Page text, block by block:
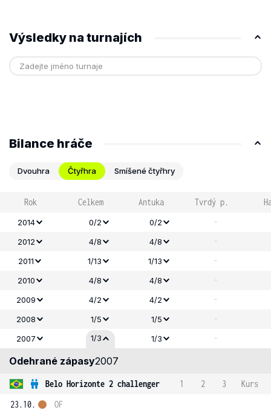
Výsledky na turnajích
Bilance hráče
Dvouhra Čtyřhra Smíšené čtyřhry
Rok Celkem Antuka Tvrdý p.
2014 0/2 0/2 -
2012 4/8 4/8 -
2011 1/13 1/13 -
2010 4/8 4/8 -
2009 4/2 4/2 -
2008 1/5 1/5 -
2007 1/3 1/3 -
Odehrané zápasy2007
Belo Horizonte 2 challenger 1 2 3
Kurs
23.10.
OF